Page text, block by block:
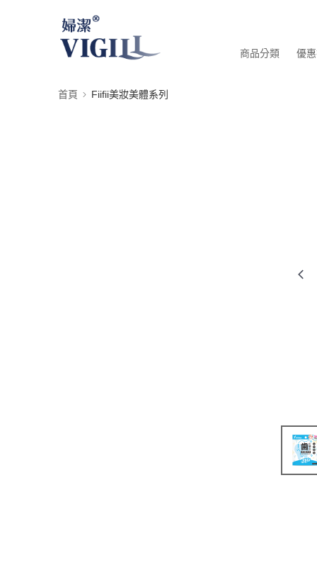
商品分類 優
首頁 Fiifii美妝美體系列